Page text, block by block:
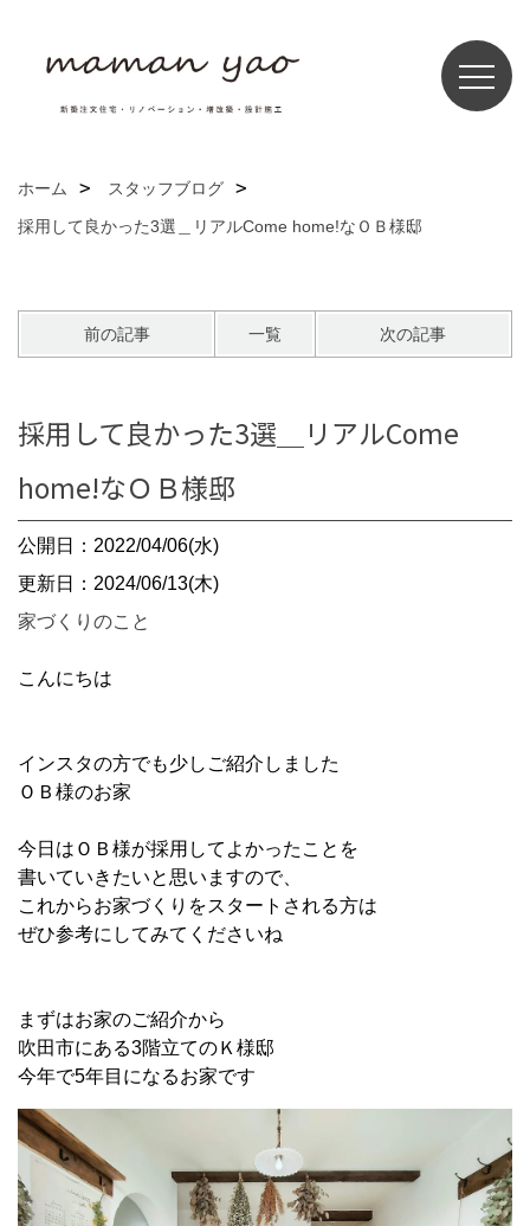
ホーム
スタッフブログ
採用して良かった3選＿リアルCome home!なＯＢ様邸
前の記事 一覧 次の記事
採用して良かった3選＿リアルCome
home!なＯＢ様邸
公開日：2022/04/06(水)
更新日：2024/06/13(木)
家づくりのこと
こんにちは
インスタの方でも少しご紹介しました
ＯＢ様のお家
今日はＯＢ様が採用してよかったことを
書いていきたいと思いますので、
これからお家づくりをスタートされる方は
ぜひ参考にしてみてくださいね
まずはお家のご紹介から
吹田市にある3階立てのＫ様邸
今年で5年目になるお家です